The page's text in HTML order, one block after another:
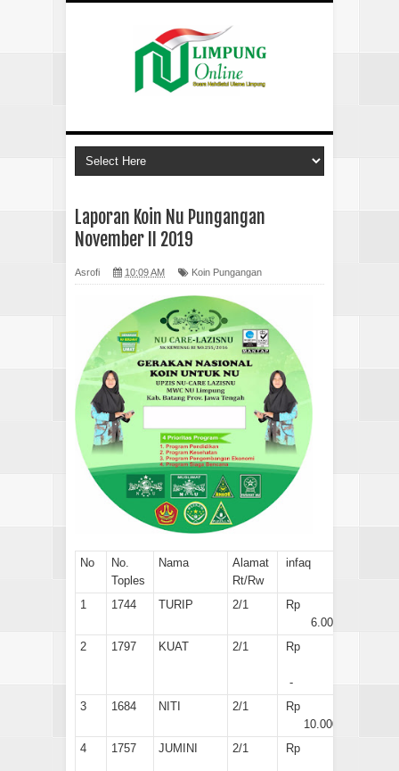
Laporan Koin Nu Pungangan
November II 2019
Asrofi 10:09 AM Koin Pungangan
No
No.
Toples
Nama
Alamat
Rt/Rw
infaq
1 1744 TURIP 2/1
Rp
6.000
2
1797 KUAT 2/1 Rp
-
3
1684 NITI 2/1
Rp
10.000
4
1757 JUMINI 2/1 Rp